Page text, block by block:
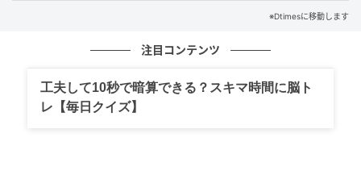
※Dtimesに移動します
注目コンテンツ
工夫して10秒で暗算できる？スキマ時間に脳ト
レ【毎日クイズ】